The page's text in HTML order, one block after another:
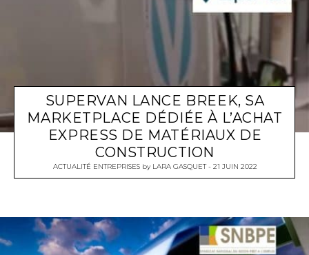
SUPERVAN LANCE BREEK, SA
MARKETPLACE DÉDIÉE À L’ACHAT
EXPRESS DE MATÉRIAUX DE
CONSTRUCTION
ACTUALITÉ ENTREPRISESby LARA GASQUET 21 JUIN 2022